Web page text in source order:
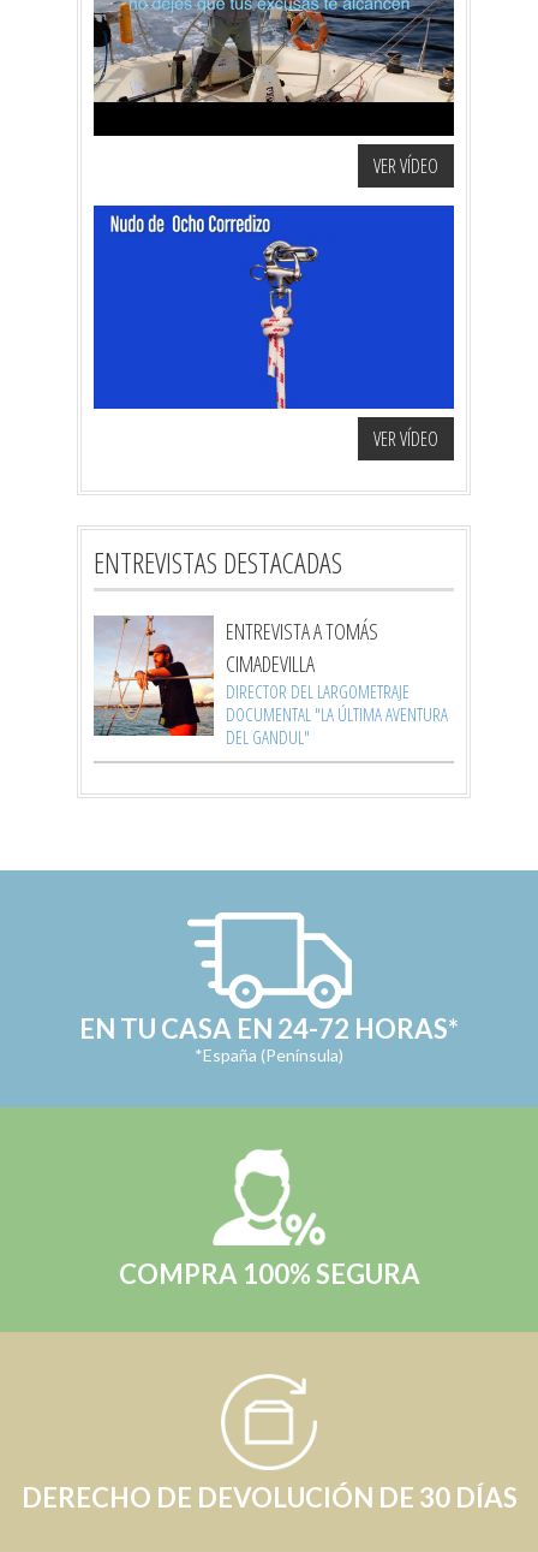
VER VÍDEO
VER VÍDEO
ENTREVISTAS DESTACADAS
ENTREVISTA A TOMÁS
CIMADEVILLA
DIRECTOR DEL LARGOMETRAJE
DOCUMENTAL "LA ÚLTIMA AVENTURA
DEL GANDUL"
EN TU CASA EN 24-72 HORAS*
*España (Península)
COMPRA 100% SEGURA
DERECHO DE DEVOLUCIÓN DE 30 DÍAS